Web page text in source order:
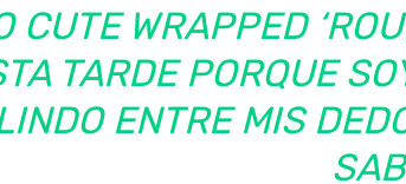
CUTE WRAPPED
TARDE PORQUE
ENTRE MIS